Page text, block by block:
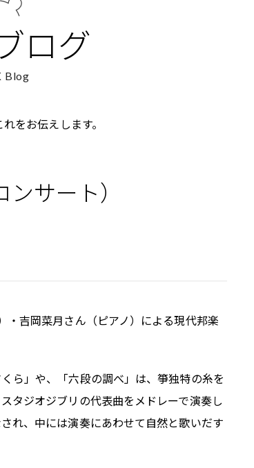
ログ
Blog
をお伝えします。
サート）
吉岡菜月さん（ピアノ）による現代邦楽
ら」や、「六段の調べ」は、箏独特の糸を
タジオジブリの代表曲をメドレーで演奏し
れ、中には演奏にあわせて自然と歌いだす